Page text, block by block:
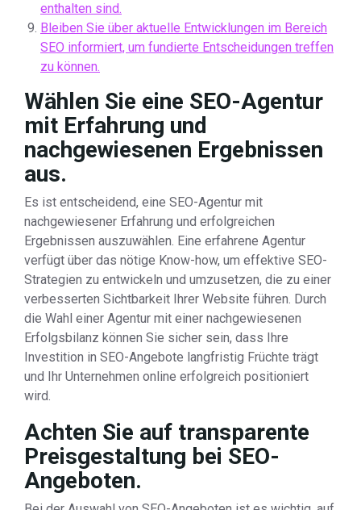
enthalten sind.
Bleiben Sie über aktuelle Entwicklungen im Bereich
SEO informiert, um fundierte Entscheidungen treffen
zu können.
Wählen Sie eine SEO-Agentur
mit Erfahrung und
nachgewiesenen Ergebnissen
aus.
Es ist entscheidend, eine SEO-Agentur mit
nachgewiesener Erfahrung und erfolgreichen
Ergebnissen auszuwählen. Eine erfahrene Agentur
verfügt über das nötige Know-how, um effektive SEO-
Strategien zu entwickeln und umzusetzen, die zu einer
verbesserten Sichtbarkeit Ihrer Website führen. Durch
die Wahl einer Agentur mit einer nachgewiesenen
Erfolgsbilanz können Sie sicher sein, dass Ihre
Investition in SEO-Angebote langfristig Früchte trägt
und Ihr Unternehmen online erfolgreich positioniert
wird.
Achten Sie auf transparente
Preisgestaltung bei SEO-
Angeboten.